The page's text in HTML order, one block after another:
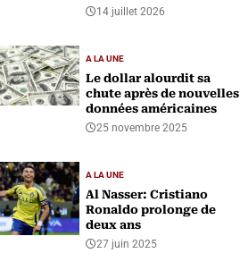
14 juillet 2026
A LA UNE
Le dollar alourdit sa
chute après de nouvelles
données américaines
25 novembre 2025
A LA UNE
Al Nasser: Cristiano
Ronaldo prolonge de
deux ans
27 juin 2025